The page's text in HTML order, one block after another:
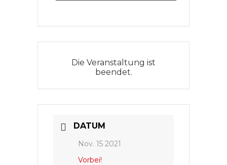
Die Veranstaltung ist
beendet.
DATUM
Nov. 15 2021
Vorbei!